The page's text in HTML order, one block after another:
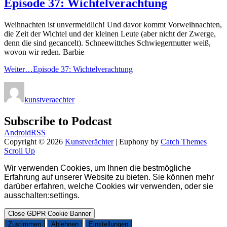
Episode 37: Wichtelverachtung
Weihnachten ist unvermeidlich! Und davor kommt Vorweihnachten,
die Zeit der Wichtel und der kleinen Leute (aber nicht der Zwerge,
denn die sind gecancelt). Schneewittches Schwiegermutter weiß,
wovon wir reden. Barbie
Weiter…Episode 37: Wichtelverachtung
kunstveraechter
Subscribe to Podcast
AndroidRSS
Copyright © 2026 Kunstverächter | Euphony by Catch Themes
Scroll Up
Wir verwenden Cookies, um Ihnen die bestmögliche
Erfahrung auf unserer Website zu bieten. Sie können mehr
darüber erfahren, welche Cookies wir verwenden, oder sie
ausschalten:settings.
Close GDPR Cookie Banner
Zustimmen
Ablehnen Einstellungen